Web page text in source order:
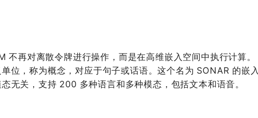
不再对离散令牌进行操作，而是在高维嵌入空间中执行计算。
位，称为概念，对应于句子或话语。这个名为 SONAR 的嵌入
无关，支持 200 多种语言和多种模态，包括文本和语音。